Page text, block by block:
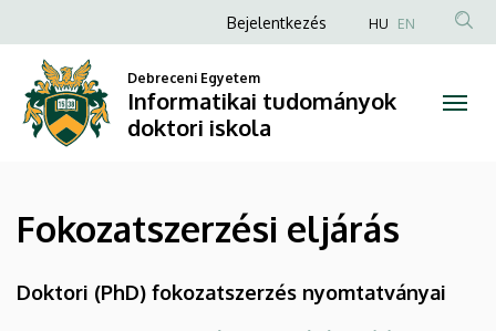
Fokozatszerzési
eljárás
Informatikai
tudományok
doktori
iskola
a
tartalomra
Anonim
fiók
menüje
Bejelentkezés HU EN
Debreceni Egyetem
Informatikai tudományok
doktori iskola
Fokozatszerzési eljárás
Doktori (PhD) fokozatszerzés nyomtatványai